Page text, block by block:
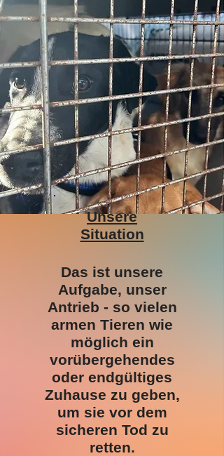
Unsere
Situation
Das ist unsere
Aufgabe, unser
Antrieb - so vielen
armen Tieren wie
möglich ein
vorübergehendes
oder endgültiges
Zuhause zu geben,
um sie vor dem
sicheren Tod zu
retten.